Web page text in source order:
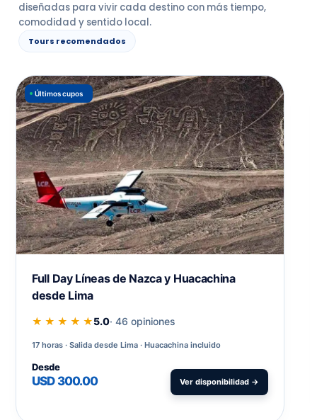
diseñadas para vivir cada destino con más tiempo,
comodidad y sentido local.
Tours recomendados
Últimos cupos
Full Day Líneas de Nazca y Huacachina
desde Lima
★ ★ ★ ★ ★5.0· 46 opiniones
17 horas Salida desde Lima · Huacachina incluido
Desde
USD 300.00 Ver disponibilidad →